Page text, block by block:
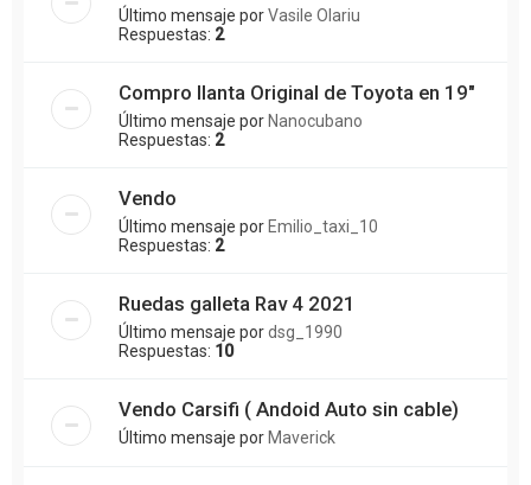
Último mensaje porVasile Olariu
Respuestas: 2
Compro llanta Original de Toyota en 19"
Último mensaje porNanocubano
Respuestas: 2
Vendo
Último mensaje porEmilio_taxi_10
Respuestas: 2
Ruedas galleta Rav 4 2021
Último mensaje pordsg_1990
Respuestas: 10
Vendo Carsifi ( Andoid Auto sin cable)
Último mensaje porMaverick